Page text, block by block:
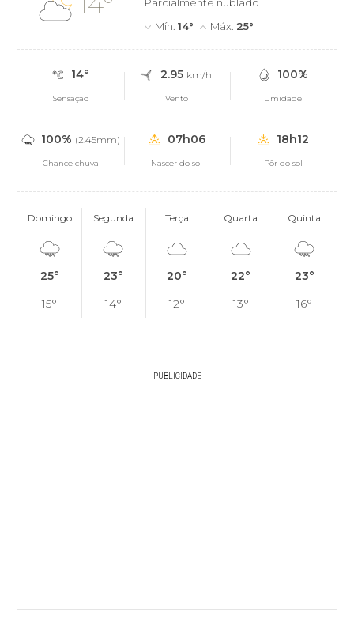
Mín.14° Máx. 25°
14°
Sensação
2.95 km/h
Vento
100%
Umidade
100% (2.45mm)
Chance chuva
07h06
Nascer do sol
18h12
Pôr do sol
Domingo
25°
15°
Segunda
23°
14°
Terça
20°
12°
Quarta
22°
13°
Quinta
23°
16°
PUBLICIDADE